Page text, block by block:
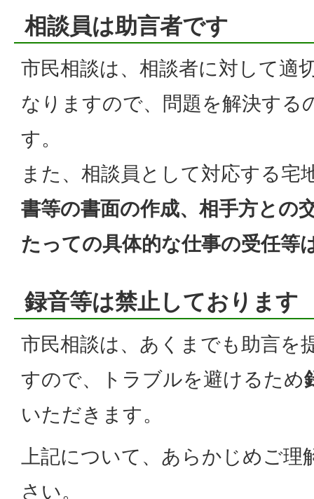
相談員は助言者です
市民相談は、相談者に対して適
なりますので、問題を解決する
す。
また、相談員として対応する宅
書等の書面の作成、相手方との
たっての具体的な仕事の受任等
録音等は禁止しております
市民相談は、あくまでも助言を
すので、トラブルを避けるため
いただきます。
上記について、あらかじめご
さい。